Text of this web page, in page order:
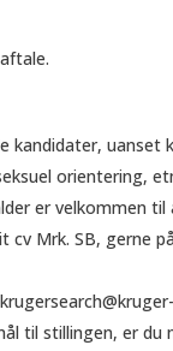
kandidater, uanset
orientering,
er velkommen til
cv Mrk. SB, gerne
til stillingen, er du